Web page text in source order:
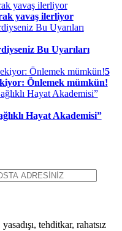
yavaş ilerliyor
Bu Uyarıları
5
Önlemek mümkün!
Hayat Akademisi”
tehditkar, rahatsız